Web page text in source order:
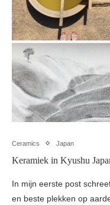
Ceramics Japan
Keramiek in Kyushu
In mijn eerste post
en beste plekken op